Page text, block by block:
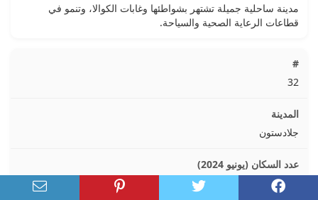
مدينة ساحلية جميلة تشتهر بشواطئها وغابات الكوالا، وتنمو في
قطاعات الرعاية الصحية والسياحة.
32
جلادستون
48,021